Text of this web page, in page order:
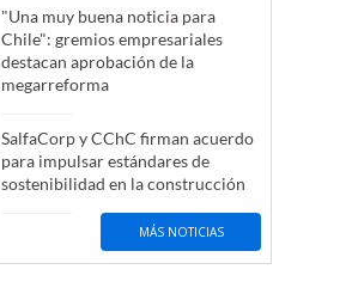
"Una muy buena noticia para
Chile": gremios empresariales
destacan aprobación de la
megarreforma
SalfaCorp y CChC firman acuerdo
para impulsar estándares de
sostenibilidad en la construcción
MÁS NOTICIAS